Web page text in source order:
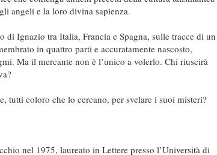
angeli e la loro divina sapienza.
di Ignazio tra Italia, Francia e Spagna, sulle tracce di un
in quattro parti e accuratamente nascosto,
Ma il mercante non è l’unico a volerlo. Chi riuscirà
tutti coloro che lo cercano, per svelare i suoi misteri?
nel 1975, laureato in Lettere presso l’Università di